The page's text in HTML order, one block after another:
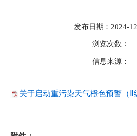
发布日期：2024-
浏览次数：
信息来源：
关于启动重污染天气橙色预警（Ⅱ